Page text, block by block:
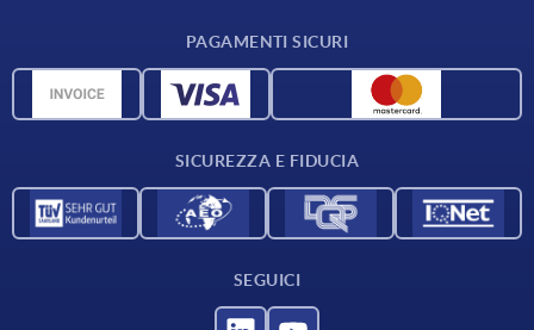
Dati CAD
PAGAMENTI SICURI
SICUREZZA E FIDUCIA
SEGUICI